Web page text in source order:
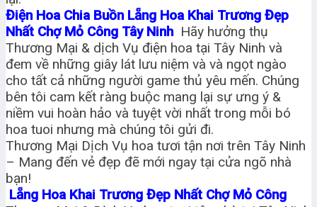
Điện Hoa Chia Buồn Lẵng Hoa Khai Trương Đẹp
Nhất Chợ Mỏ Công Tây Ninh Hãy hưởng thụ
Thương Mại & dịch Vụ điện hoa tại Tây Ninh và
đem về những giây lát lưu niệm và và ngọt ngào
cho tất cả những người game thủ yêu mến. Chúng
bên tôi cam kết ràng buộc mang lại sự ưng ý &
niềm vui hoàn hảo và tuyệt vời nhất trong mỗi bó
hoa tuoi nhưng mà chúng tôi gửi đi.
Thương Mại Dịch Vụ hoa tươi tận nơi trên Tây Ninh
– Mang đến vẻ đẹp đẽ mới ngay tại cửa ngõ nhà
bạn!
Lẵng Hoa Khai Trương Đẹp Nhất Chợ Mỏ Công